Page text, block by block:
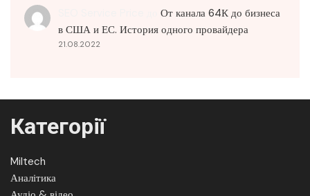
От канала 64К до бизнеса
в США и ЕС. История одного провайдера
21.08.2022
Категорії
Miltech
Аналітика